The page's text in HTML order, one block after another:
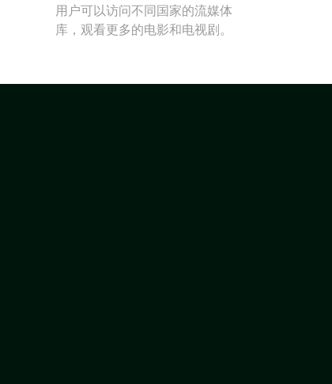
用户可以访问不同国家的流媒体
库，观看更多的电影和电视剧。